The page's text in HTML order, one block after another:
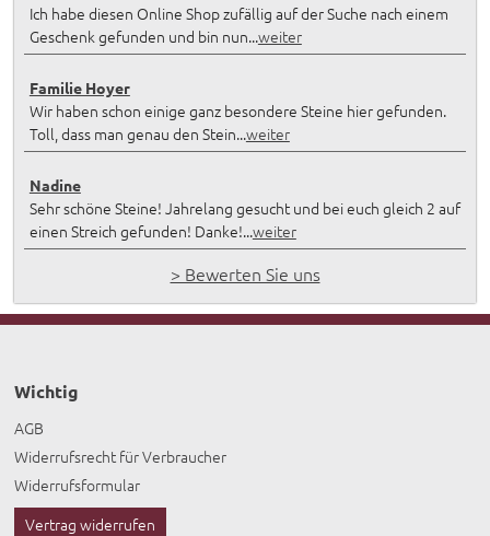
Ich habe diesen Online Shop zufällig auf der Suche nach einem
Geschenk gefunden und bin nun...weiter
Familie Hoyer
Wir haben schon einige ganz besondere Steine hier gefunden.
Toll, dass man genau den Stein...weiter
Nadine
Sehr schöne Steine! Jahrelang gesucht und bei euch gleich 2 auf
einen Streich gefunden! Danke!...weiter
> Bewerten Sie uns
Wichtig
AGB
Widerrufsrecht für Verbraucher
Widerrufsformular
Vertrag widerrufen